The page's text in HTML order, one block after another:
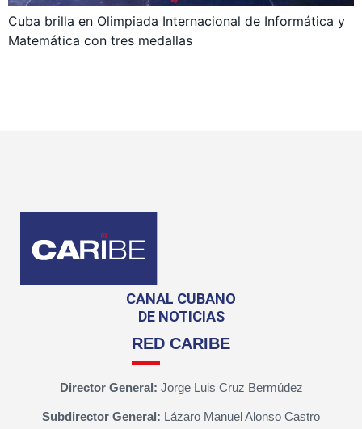
Cuba brilla en Olimpiada Internacional de Informática y
Matemática con tres medallas
CANAL CUBANO
DE NOTICIAS
RED CARIBE
Director General: Jorge Luis Cruz Bermúdez
Subdirector General: Lázaro Manuel Alonso Castro